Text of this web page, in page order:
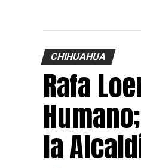
CHIHUAHUA
Rafa
la